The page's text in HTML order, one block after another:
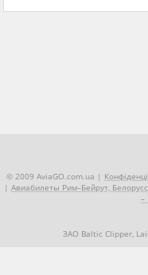
© 2009 AviaGO.com.ua |
| Авиабилеты Рим–Бейрут,
–
ЗАО Baltic Clipper,